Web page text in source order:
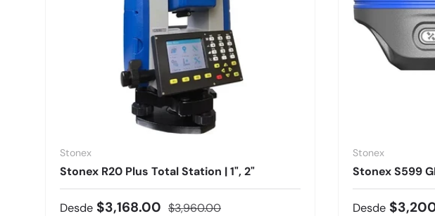
Stonex
Stonex R20 Plus Total Station | 1", 2"
Precio de venta
Desde $3,168.00 Precio normal
$3,960.00
Stonex
Stonex S599
Precio de
Desde